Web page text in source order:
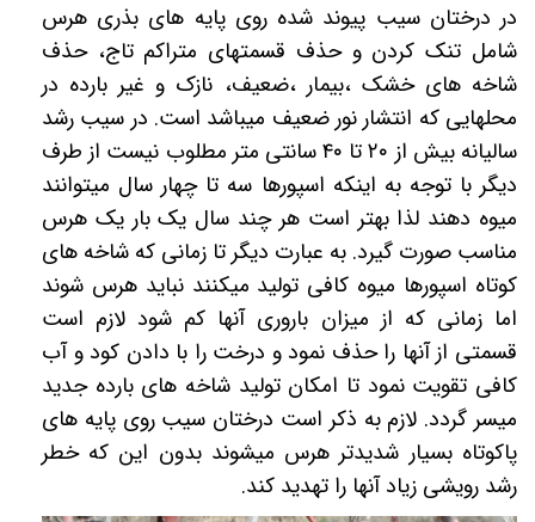
در درختان سیب پیوند شده روی پایه های بذری هرس
شامل تنک کردن و حذف قسمتهای متراکم تاج، حذف
شاخه های خشک ،بیمار ،ضعیف، نازک و غیر بارده در
محلهایی که انتشار نور ضعیف میباشد است. در سیب رشد
سالیانه بیش از ۲۰تا ۴۰سانتی متر مطلوب نیست از طرف
دیگر با توجه به اینکه اسپورها سه تا چهار سال میتوانند
میوه دهند لذا بهتر است هر چند سال یک بار یک هرس
مناسب صورت گیرد. به عبارت دیگر تا زمانی که شاخه های
کوتاه اسپورها میوه کافی تولید میکنند نباید هرس شوند
اما زمانی که از میزان باروری آنها کم شود لازم است
قسمتی از آنها را حذف نمود و درخت را با دادن کود و آب
کافی تقویت نمود تا امکان تولید شاخه های بارده جدید
میسر گردد. لازم به ذکر است درختان سیب روی پایه های
پاکوتاه بسیار شدیدتر هرس میشوند بدون این که خطر
رشد رویشی زیاد آنها را تهدید کند.